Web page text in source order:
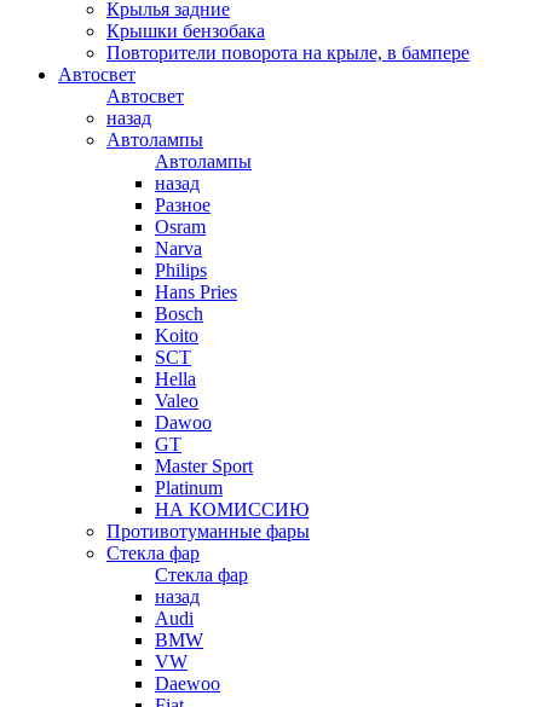
Крылья задние
Крышки бензобака
Повторители поворота на крыле, в бампере
Автосвет
Автосвет
назад
Автолампы
Автолампы
назад
Разное
Osram
Narva
Philips
Hans Pries
Bosch
Koito
SCT
Hella
Valeo
Dawoo
GT
Master Sport
Platinum
НА КОМИССИЮ
Противотуманные фары
Стекла фар
Стекла фар
назад
Audi
BMW
VW
Daewoo